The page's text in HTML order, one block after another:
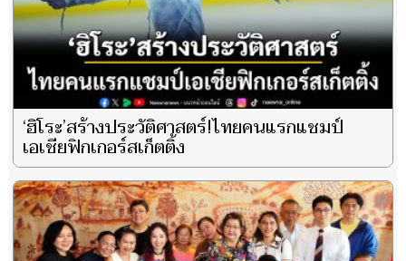
‘ฮิโระ’สร้างประวัติศาสตร์!ไทยคนแรกแชมป์
เอเชียฟิกเกอร์สเก็ตติ้ง